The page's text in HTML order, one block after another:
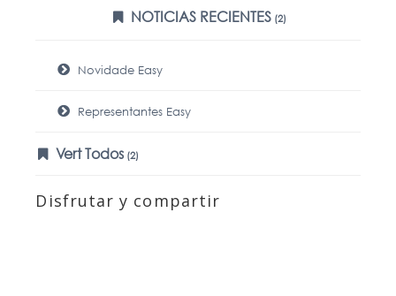
NOTICIAS RECIENTES(2)
Novidade Easy
Representantes Easy
Vert Todos (2)
Disfrutar y compartir